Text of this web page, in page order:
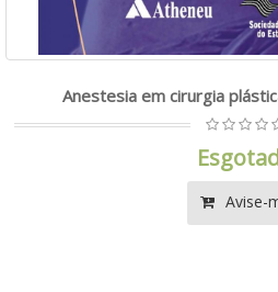
Anestesia em cirurgia
Avise-